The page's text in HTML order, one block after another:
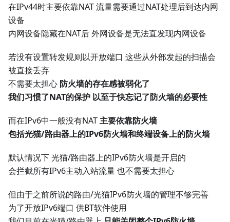
在IPv44时主要依靠NAT 流量需要通过NAT处理后到达内网
设备
内网设备隐藏在NAT后 外网设备是无法直发现内网设备
若没有设置转发规则以开放端口 这些从外部发起的扫描会
被直接丢弃
不需要太担心 防火墙的存在感被弱化了
我们习惯了NAT的保护 以至于快忘记了防火墙的必要性
而在IPv6中一般没有NAT主要依靠防火墙
包括光猫/路由器上的IPv6防火墙和终端设备上的防火墙
默认情况下 光猫/路由器上的IPv6防火墙是开启的
会拦截所有IPv6主动入站流量 也不需要太担心
但由于之前所说的路由/光猫IPv6防火墙的管理不够完善
为了开放IPv6端口 供BT软件使用